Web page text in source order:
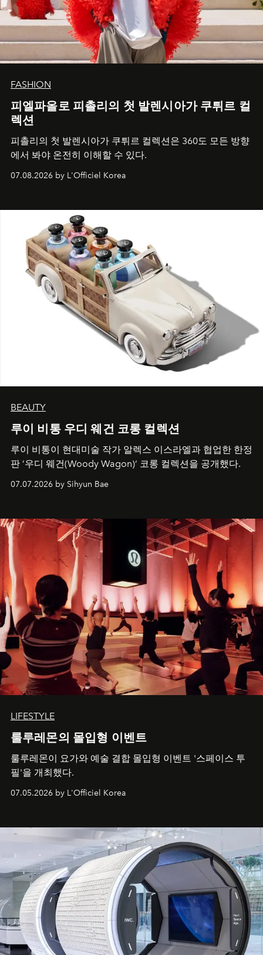
FASHION
피엘파올로 피촐리의 첫 발렌시아가 쿠튀르 컬
렉션
피촐리의 첫 발렌시아가 쿠튀르 컬렉션은 360도 모든 방향
에서 봐야 온전히 이해할 수 있다.
07.08.2026 by L'Officiel Korea
BEAUTY
루이 비통 우디 웨건 코롱 컬렉션
루이 비통이 현대미술 작가 알렉스 이스라엘과 협업한 한정
판 ’우디 웨건(Woody Wagon)‘ 코롱 컬렉션을 공개했다.
07.07.2026 by Sihyun Bae
LIFESTYLE
룰루레몬의 몰입형 이벤트
룰루레몬이 요가와 예술 결합 몰입형 이벤트 '스페이스 투
필'을 개최했다.
07.05.2026 by L'Officiel Korea